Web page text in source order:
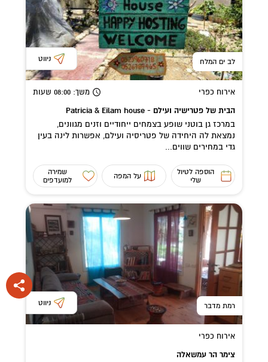
לב ים המלח ניווט
אירוח כפרי משך: 08:00 שעות
הבית של פטרישיה ועילם - Patricia & Eilam house
במרכז גן בוטני שופע בצמחים ייחודיים וזנים מגוונים,
נמצאת לה היחידה של פטריסיה ועילם, אפשרות לינה בעין
גדי במחירים שווים...
הוספה לטיול
שלי
על המפה
שמירה
למועדפים
רמת מדבר ניווט
אירוח כפרי
צימר הר עמשאלה